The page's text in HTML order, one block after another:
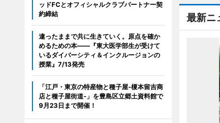
最新ニ
ッドFCとオフィシャルクラブパートナー契
約締結
違ったままで共に生きていく。原点を確か
めるための本――『東大医学部生が受けて
いるダイバーシティ＆インクルージョンの
授業』7/13発売
「江戸・東京の特産物と種子屋-榎本留吉商
店と種子屋街道-」を豊島区立郷土資料館で
9月23日まで開催！